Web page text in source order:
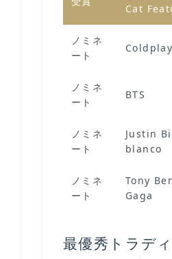
Cat
ノミネ
ート
Coldplay
ノミネ
ート
BTS
ノミネ
ート
Justin
blanco
ノミネ
ート
Tony
Gaga
最優秀トラデ